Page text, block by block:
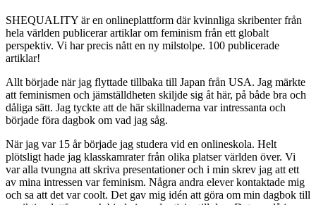
SHEQUALITY är en onlineplattform där kvinnliga skribenter från
hela världen publicerar artiklar om feminism från ett globalt
perspektiv. Vi har precis nått en ny milstolpe. 100 publicerade
artiklar!
Allt började när jag flyttade tillbaka till Japan från USA. Jag märkte
att feminismen och jämställdheten skiljde sig åt här, på både bra och
dåliga sätt. Jag tyckte att de här skillnaderna var intressanta och
började föra dagbok om vad jag såg.
När jag var 15 år började jag studera vid en onlineskola. Helt
plötsligt hade jag klasskamrater från olika platser världen över. Vi
var alla tvungna att skriva presentationer och i min skrev jag att ett
av mina intressen var feminism. Några andra elever kontaktade mig
och sa att det var coolt. Det gav mig idén att göra om min dagbok till